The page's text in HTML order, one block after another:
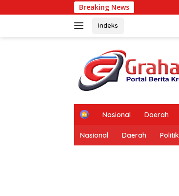
ke
Breaking News
Indeks
H
m
e
Nasional Daerah
Nasional Daerah Politik